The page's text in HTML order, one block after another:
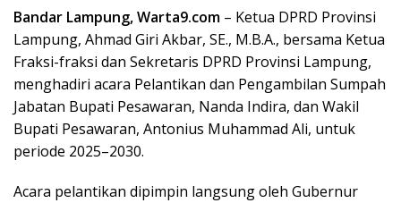
Bandar Lampung, Warta9.com – Ketua DPRD Provinsi
Lampung, Ahmad Giri Akbar, SE., M.B.A., bersama Ketua
Fraksi-fraksi dan Sekretaris DPRD Provinsi Lampung,
menghadiri acara Pelantikan dan Pengambilan Sumpah
Jabatan Bupati Pesawaran, Nanda Indira, dan Wakil
Bupati Pesawaran, Antonius Muhammad Ali, untuk
periode 2025–2030.
Acara pelantikan dipimpin langsung oleh Gubernur